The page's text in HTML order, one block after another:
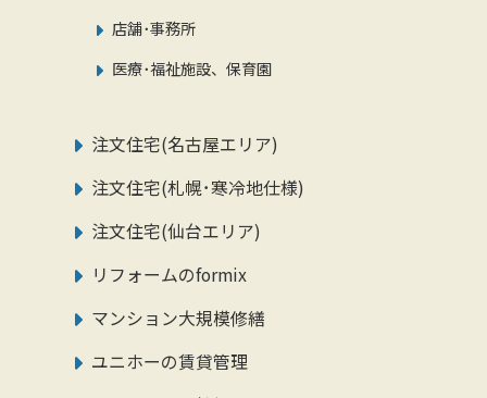
店舗･事務所
医療･福祉施設、保育園
注文住宅(名古屋エリア)
注文住宅(札幌･寒冷地仕様)
注文住宅(仙台エリア)
リフォームのformix
マンション大規模修繕
ユニホーの賃貸管理